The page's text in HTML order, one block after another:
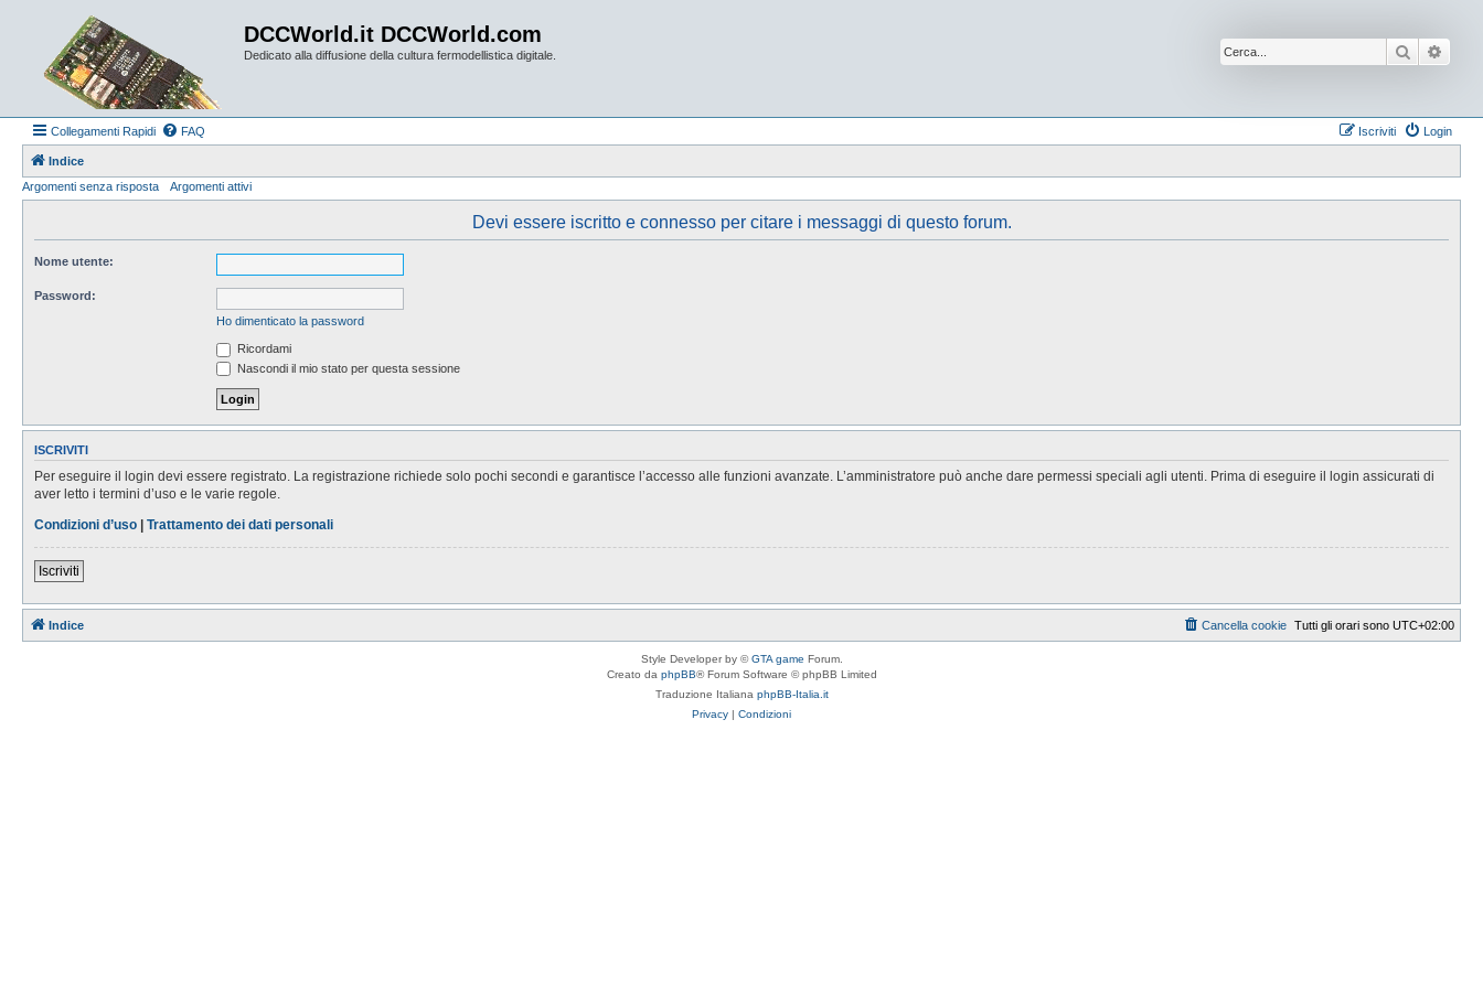
DCCWorld.it DCCWorld.com
Dedicato alla diffusione della cultura fermodellistica digitale. Cerca
Collegamenti Rapidi FAQ Login
Iscriviti
Indice
Argomenti senza risposta
Argomenti attivi
Devi essere iscritto e connesso per citare i messaggi di questo forum.
Nome utente:
Password:
Ho dimenticato la password
Ricordami
Nascondi il mio stato per questa sessione
ISCRIVITI
Per eseguire il login devi essere registrato. La registrazione richiede solo pochi secondi e garantisce l’accesso alle funzioni avanzate. L’amministratore può anche dare permessi speciali agli utenti. Prima di eseguire il login assicurati di
aver letto i termini d’uso e le varie regole.
Condizioni d’uso | Trattamento dei dati personali
Iscriviti
Indice Tutti gli orari sono UTC+02:00
Cancella cookie
Style Developer by ©GTA game Forum.
Creato da phpBB® Forum Software © phpBB Limited
Traduzione Italiana phpBB-Italia.it
Privacy | Condizioni